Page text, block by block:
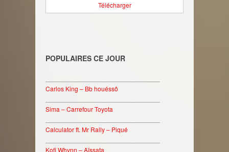
Télécharger
POPULAIRES CE JOUR
Carlos King – Bb houéssô
Sima – Carrefour Toyota
Calculator ft. Mr Rally – Piqué
Kofi Whynn – Aïssata